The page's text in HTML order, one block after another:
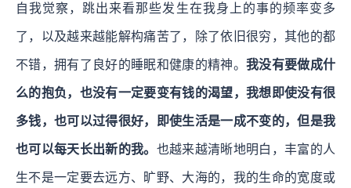
自我觉察，跳出来看那些发生在我身上的事的频率变多
了，以及越来越能解构痛苦了，除了依旧很穷，其他的都
不错，拥有了良好的睡眠和健康的精神。 我没有要做成什
么的抱负，也没有一定要变有钱的渴望，我想即使没有很
多钱，也可以过得很好，即使生活是一成不变的，但是我
也可以每天长出新的我。 也越来越清晰地明白，丰富的人
生不是一定要去远方、旷野、大海的，我的生命的宽度或